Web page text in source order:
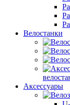
Велостанки
Аксессуары